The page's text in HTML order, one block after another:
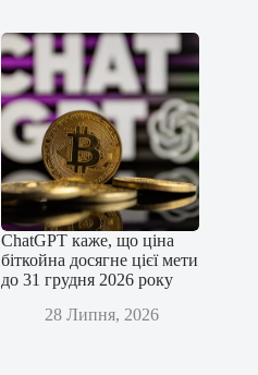
ChatGPT каже, що ціна
біткойна досягне цієї мети
до 31 грудня 2026 року
28 Липня, 2026